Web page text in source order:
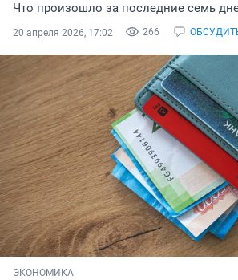
Что произошло за последние семь
266
20 апреля 2026, 17:02
ЭКОНОМИКА